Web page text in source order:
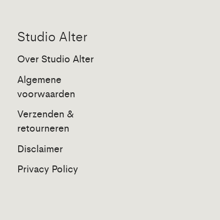
Studio Alter
Over Studio Alter
Algemene
voorwaarden
Verzenden &
retourneren
Disclaimer
Privacy Policy